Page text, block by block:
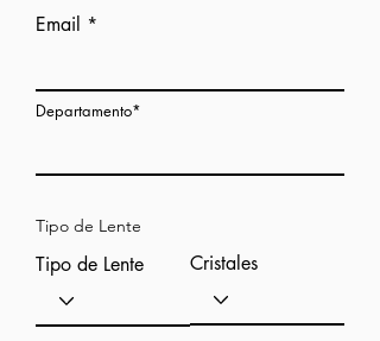
Email
Departamento*
Tipo de Lente
Tipo de Lente Cristales